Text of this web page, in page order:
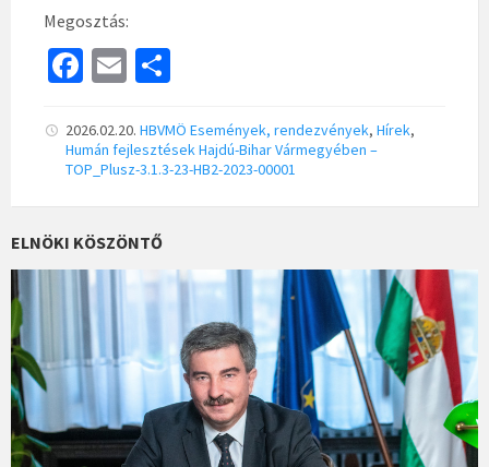
Megosztás:
Fa
b
o
o
k
E
ai
l
ar
e
2026.02.20. HBVMÖ Események, rendezvények, Hírek,
Humán fejlesztések Hajdú-Bihar Vármegyében –
TOP_Plusz-3.1.3-23-HB2-2023-00001
ELNÖKI KÖSZÖNTŐ